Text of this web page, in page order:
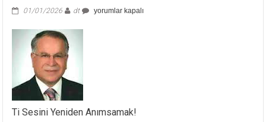
01/01/2026 dt
Türkiye
Olmalı(*)
yorumlar kapalı
Ti Sesini Yeniden Anımsamak!